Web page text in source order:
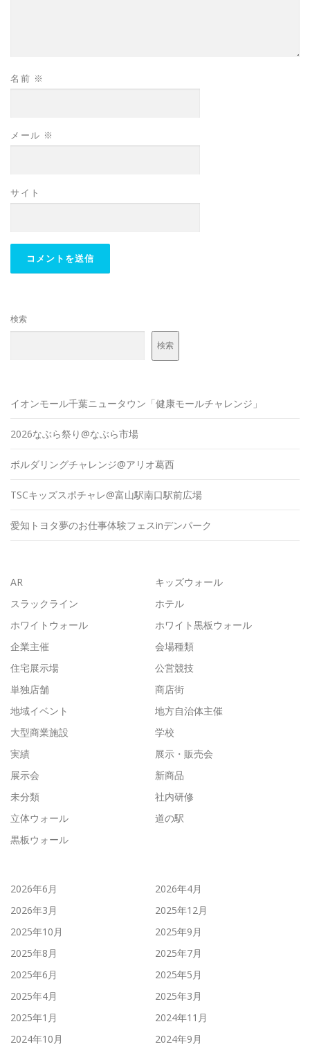
名前 ※
メール ※
サイト
検索
検索
イオンモール千葉ニュータウン「健康モールチャレンジ」
2026なぶら祭り@なぶら市場
ボルダリングチャレンジ@アリオ葛西
TSCキッズスポチャレ@富山駅南口駅前広場
愛知トヨタ夢のお仕事体験フェスinデンパーク
AR
キッズウォール
スラックライン
ホテル
ホワイトウォール
ホワイト黒板ウォール
企業主催
会場種類
住宅展示場
公営競技
単独店舗
商店街
地域イベント
地方自治体主催
大型商業施設
学校
実績
展示・販売会
展示会
新商品
未分類
社内研修
立体ウォール
道の駅
黒板ウォール
2026年6月
2026年4月
2026年3月
2025年12月
2025年10月
2025年9月
2025年8月
2025年7月
2025年6月
2025年5月
2025年4月
2025年3月
2025年1月
2024年11月
2024年10月
2024年9月